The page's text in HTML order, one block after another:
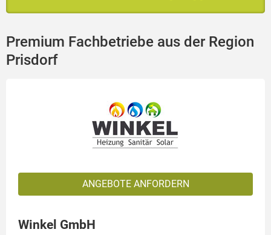
Premium Fachbetriebe aus der Region
Prisdorf
ANGEBOTE ANFORDERN
Winkel GmbH